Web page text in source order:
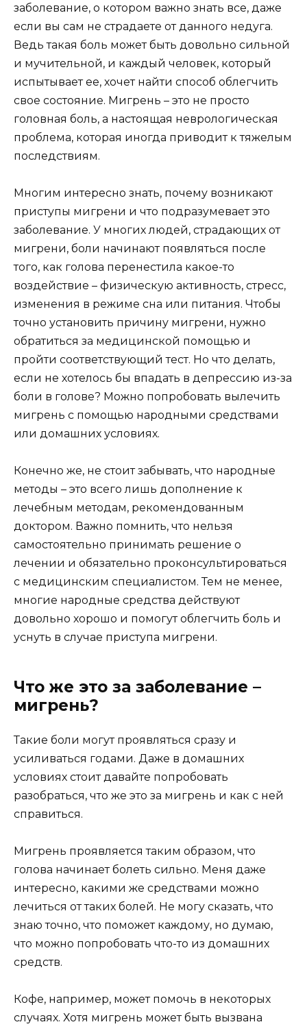
заболевание, о котором важно знать все, даже
если вы сам не страдаете от данного недуга.
Ведь такая боль может быть довольно сильной
и мучительной, и каждый человек, который
испытывает ее, хочет найти способ облегчить
свое состояние. Мигрень – это не просто
головная боль, а настоящая неврологическая
проблема, которая иногда приводит к тяжелым
последствиям.
Многим интересно знать, почему возникают
приступы мигрени и что подразумевает это
заболевание. У многих людей, страдающих от
мигрени, боли начинают появляться после
того, как голова перенестила какое-то
воздействие – физическую активность, стресс,
изменения в режиме сна или питания. Чтобы
точно установить причину мигрени, нужно
обратиться за медицинской помощью и
пройти соответствующий тест. Но что делать,
если не хотелось бы впадать в депрессию из-за
боли в голове? Можно попробовать вылечить
мигрень с помощью народными средствами
или домашних условиях.
Конечно же, не стоит забывать, что народные
методы – это всего лишь дополнение к
лечебным методам, рекомендованным
доктором. Важно помнить, что нельзя
самостоятельно принимать решение о
лечении и обязательно проконсультироваться
с медицинским специалистом. Тем не менее,
многие народные средства действуют
довольно хорошо и помогут облегчить боль и
уснуть в случае приступа мигрени.
Что же это за заболевание –
мигрень?
Такие боли могут проявляться сразу и
усиливаться годами. Даже в домашних
условиях стоит давайте попробовать
разобраться, что же это за мигрень и как с ней
справиться.
Мигрень проявляется таким образом, что
голова начинает болеть сильно. Меня даже
интересно, какими же средствами можно
лечиться от таких болей. Не могу сказать, что
знаю точно, что поможет каждому, но думаю,
что можно попробовать что-то из домашних
средств.
Кофе, например, может помочь в некоторых
случаях. Хотя мигрень может быть вызвана